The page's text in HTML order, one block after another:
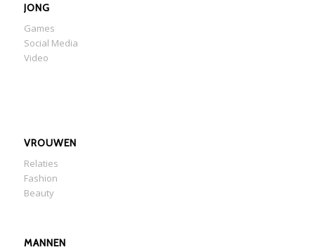
JONG
Games
Social Media
Video
VROUWEN
Relaties
Fashion
Beauty
MANNEN